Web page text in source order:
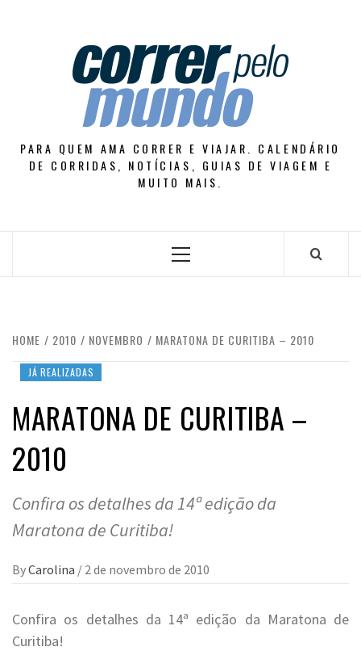
PARA QUEM AMA CORRER E VIAJAR. CALENDÁRIO
DE CORRIDAS, NOTÍCIAS, GUIAS DE VIAGEM E
MUITO MAIS.
Primary
HOME 2010 NOVEMBRO MARATONA DE CURITIBA – 2010
JÁ REALIZADAS
MARATONA DE CURITIBA –
2010
Confira os detalhes da 14ª edição da
Maratona de Curitiba!
ByCarolina / 2 de novembro de 2010
Confira os detalhes da 14ª edição da Maratona de
Curitiba!